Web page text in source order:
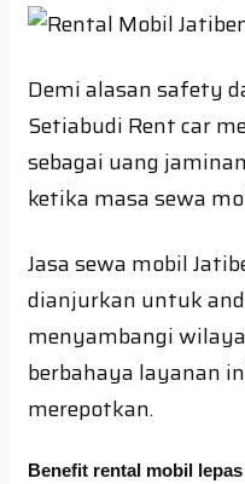
Demi alasan safety
Setiabudi Rent car
sebagai uang
ketika masa sewa
Jasa sewa mobil
dianjurkan untuk
menyambangi
berbahaya layanan
merepotkan.
Benefit rental mobil